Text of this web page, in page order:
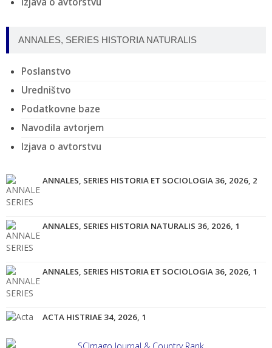
ANNALES, SERIES HISTORIA NATURALIS
Poslanstvo
Uredništvo
Podatkovne baze
Navodila avtorjem
Izjava o avtorstvu
ANNALES, SERIES HISTORIA ET SOCIOLOGIA 36, 2026, 2
ANNALES, SERIES HISTORIA NATURALIS 36, 2026, 1
ANNALES, SERIES HISTORIA ET SOCIOLOGIA 36, 2026, 1
ACTA HISTRIAE 34, 2026, 1